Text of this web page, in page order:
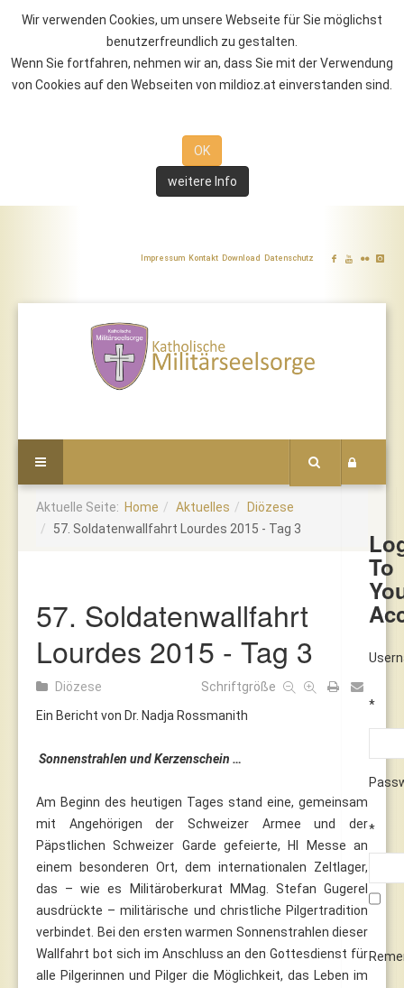
Wir verwenden Cookies, um unsere Webseite für Sie möglichst
benutzerfreundlich zu gestalten.
Wenn Sie fortfahren, nehmen wir an, dass Sie mit der Verwendung
von Cookies auf den Webseiten von mildioz.at einverstanden sind.
OK
weitere Info
Impressum Kontakt Download Datenschutz
To
*
*
Aktuelle Seite: Home Aktuelles
Diözese
57. Soldatenwallfahrt Lourdes 2015 - Tag 3
57. Soldatenwallfahrt
Lourdes 2015 - Tag 3
Diözese
Schriftgröße
Ein Bericht von Dr. Nadja Rossmanith
Sonnenstrahlen und Kerzenschein …
Am Beginn des heutigen Tages stand eine, gemeinsam
mit Angehörigen der Schweizer Armee und der
Päpstlichen Schweizer Garde gefeierte, Hl Messe an
einem besonderen Ort, dem internationalen Zeltlager,
das – wie es Militäroberkurat MMag. Stefan Gugerel
ausdrückte – militärische und christliche Pilgertradition
verbindet. Bei den ersten warmen Sonnenstrahlen dieser
Wallfahrt bot sich im Anschluss an den Gottesdienst für
alle Pilgerinnen und Pilger die Möglichkeit, das Leben im